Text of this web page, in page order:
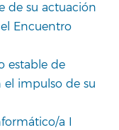
de su actuación
Encuentro
estable de
impulso de su
a I